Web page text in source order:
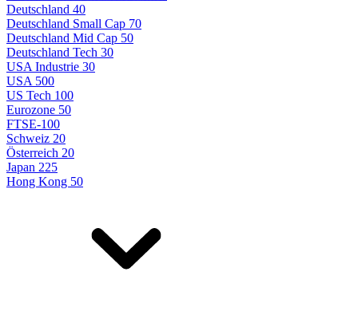
Deutschland 40
Deutschland Small Cap 70
Deutschland Mid Cap 50
Deutschland Tech 30
USA Industrie 30
USA 500
US Tech 100
Eurozone 50
FTSE-100
Schweiz 20
Österreich 20
Japan 225
Hong Kong 50